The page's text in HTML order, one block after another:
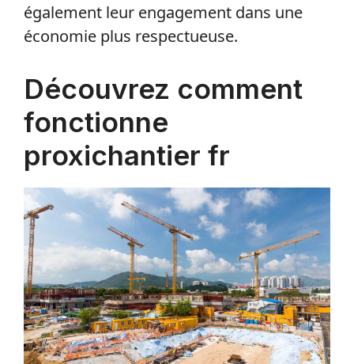
également leur engagement dans une
économie plus respectueuse.
Découvrez comment
fonctionne
proxichantier fr